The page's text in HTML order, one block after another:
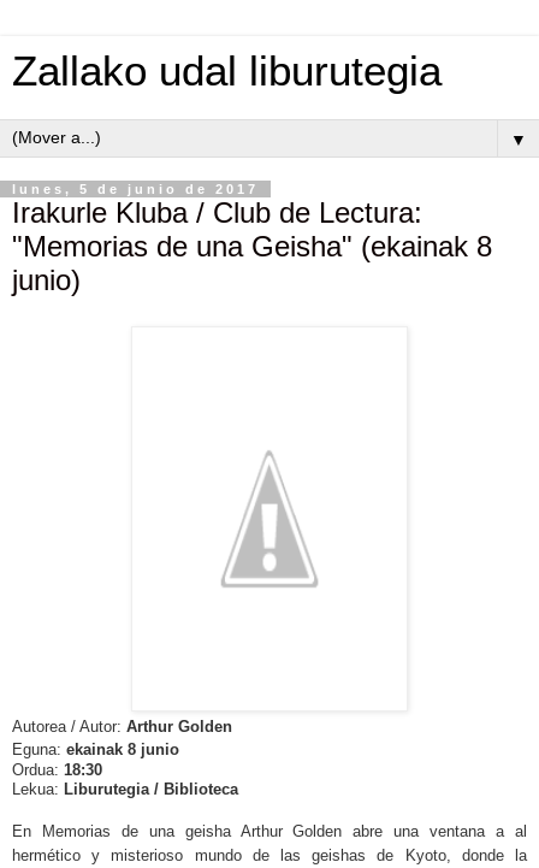
Zallako udal liburutegia
▼
lunes, 5 de junio de 2017
Irakurle Kluba / Club de Lectura:
"Memorias de una Geisha" (ekainak 8
junio)
Autorea / Autor: Arthur Golden
Eguna: ekainak 8 junio
Ordua: 18:30
Lekua: Liburutegia / Biblioteca
En Memorias de una geisha Arthur Golden abre una ventana a al
hermético y misterioso mundo de las geishas de Kyoto, donde la